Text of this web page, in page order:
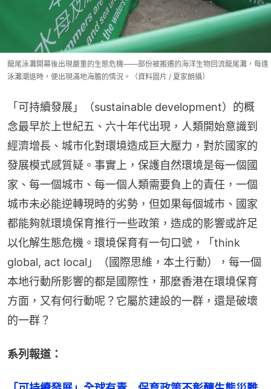
龍尾泳灘開幕後出現嚴重的生態危機——部份被搬遷的海洋生物回流龍尾灘，每逢
泳灘潮退時，便出現滿地海膽的情況。（資料圖片 / 夏家朗攝）
「可持續發展」（sustainable development）的概
念最早於上世紀五、六十年代出現，人類開始意識到
經濟增長、城市化對環境造成巨大壓力，對於國家的
發展模式感質疑。事實上，保護自然環境是每一個國
家、每一個城市、每一個人類需要負上的責任，一個
城市未必能逆轉現時的劣勢，但如果每個城市、國家
都能夠就環境保育推行一些政策，造成的影響或許足
以化解生態危機。環境保育有一句口號，「think
global, act local」（國際思維，本土行動），每一個
本地行動所影響的都是國際性，那麼香港在環境保育
方面，又有何行動呢？它屬於建設的一群，還是破壞
的一群？
系列報道：